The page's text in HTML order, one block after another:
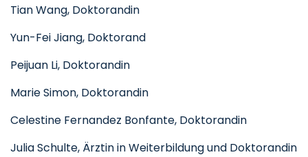
Tian Wang, Doktorandin
Yun-Fei Jiang, Doktorand
Peijuan Li, Doktorandin
Marie Simon, Doktorandin
Celestine Fernandez Bonfante, Doktorandin
Julia Schulte, Ärztin in Weiterbildung und Doktorandin